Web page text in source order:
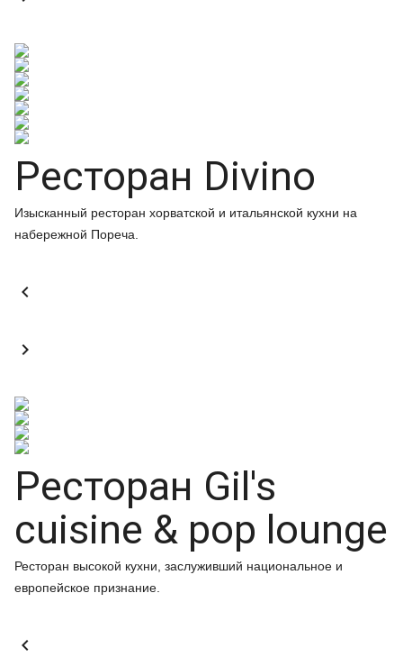
Ресторан Divino
Изысканный ресторан хорватской и итальянской кухни на
набережной Пореча.


Ресторан Gil's
cuisine & pop lounge
Ресторан высокой кухни, заслуживший национальное и
европейское признание.
